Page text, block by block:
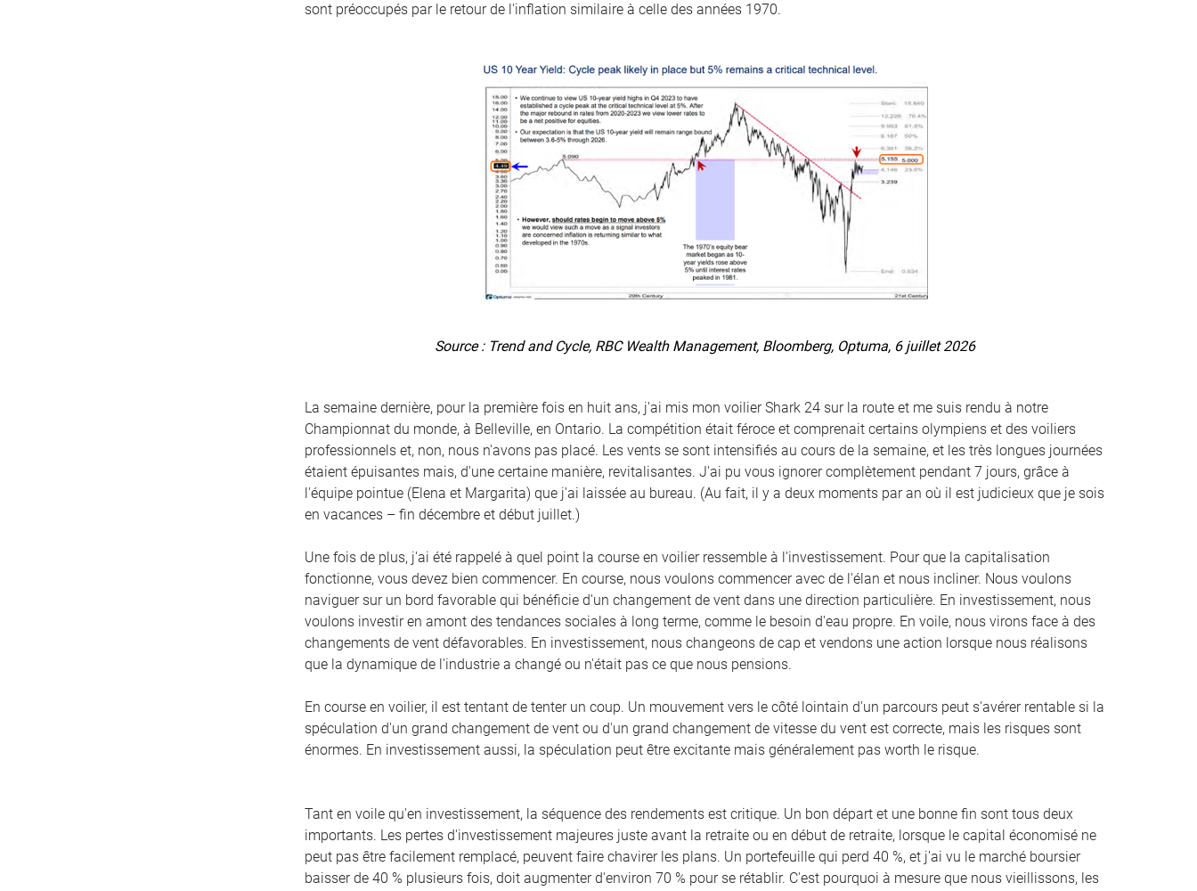
sont préoccupés par le retour de l'inflation similaire à celle des années 1970.
Source : Trend and Cycle, RBC Wealth Management, Bloomberg, Optuma, 6 juillet 2026
La semaine dernière, pour la première fois en huit ans, j'ai mis mon voilier Shark 24 sur la route et me suis rendu à notre
Championnat du monde, à Belleville, en Ontario. La compétition était féroce et comprenait certains olympiens et des voiliers
professionnels et, non, nous n'avons pas placé. Les vents se sont intensifiés au cours de la semaine, et les très longues journées
étaient épuisantes mais, d'une certaine manière, revitalisantes. J'ai pu vous ignorer complètement pendant 7 jours, grâce à
l'équipe pointue (Elena et Margarita) que j'ai laissée au bureau. (Au fait, il y a deux moments par an où il est judicieux que je sois
en vacances – fin décembre et début juillet.)
Une fois de plus, j'ai été rappelé à quel point la course en voilier ressemble à l'investissement. Pour que la capitalisation
fonctionne, vous devez bien commencer. En course, nous voulons commencer avec de l'élan et nous incliner. Nous voulons
naviguer sur un bord favorable qui bénéficie d'un changement de vent dans une direction particulière. En investissement, nous
voulons investir en amont des tendances sociales à long terme, comme le besoin d'eau propre. En voile, nous virons face à des
changements de vent défavorables. En investissement, nous changeons de cap et vendons une action lorsque nous réalisons
que la dynamique de l'industrie a changé ou n'était pas ce que nous pensions.
En course en voilier, il est tentant de tenter un coup. Un mouvement vers le côté lointain d'un parcours peut s'avérer rentable si la
spéculation d'un grand changement de vent ou d'un grand changement de vitesse du vent est correcte, mais les risques sont
énormes. En investissement aussi, la spéculation peut être excitante mais généralement pas worth le risque.
Tant en voile qu'en investissement, la séquence des rendements est critique. Un bon départ et une bonne fin sont tous deux
importants. Les pertes d'investissement majeures juste avant la retraite ou en début de retraite, lorsque le capital économisé ne
peut pas être facilement remplacé, peuvent faire chavirer les plans. Un portefeuille qui perd 40 %, et j'ai vu le marché boursier
baisser de 40 % plusieurs fois, doit augmenter d'environ 70 % pour se rétablir. C'est pourquoi à mesure que nous vieillissons, les